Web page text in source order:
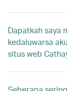
Dapatkah saya
kedaluwarsa
situs web